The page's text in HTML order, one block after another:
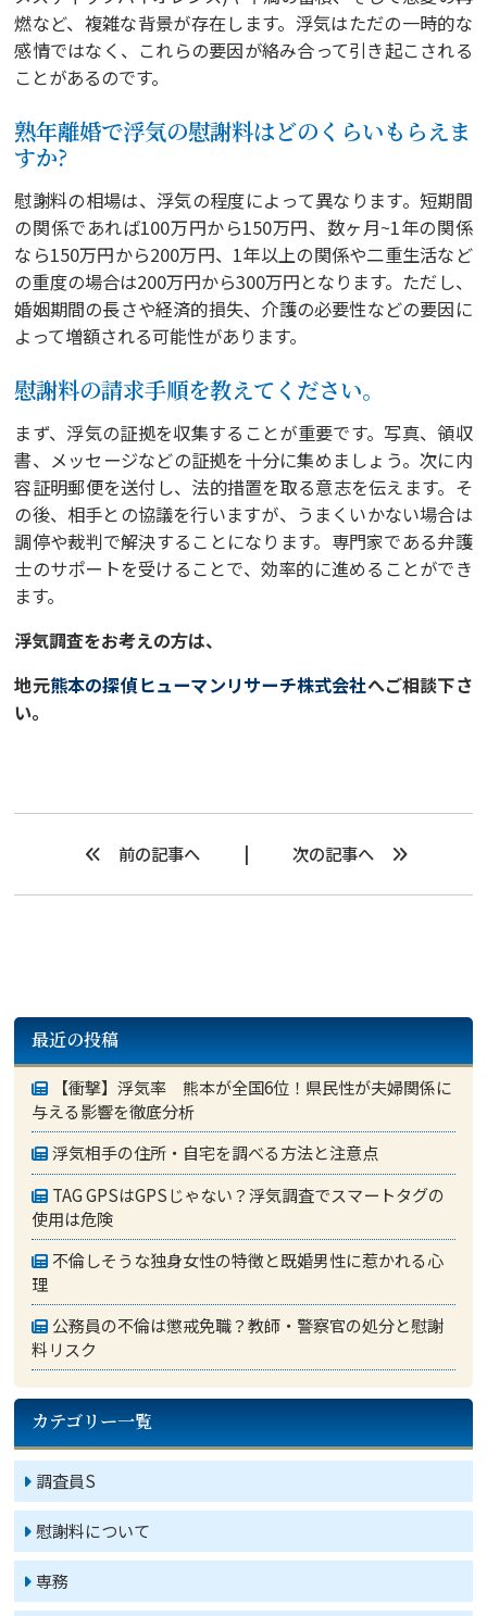
燃など、複雑な背景が存在します。浮気はただの一時的な
感情ではなく、これらの要因が絡み合って引き起こされる
ことがあるのです。
熟年離婚で浮気の慰謝料はどのくらいもらえま
すか?
慰謝料の相場は、浮気の程度によって異なります。短期間
の関係であれば100万円から150万円、数ヶ月~1年の関係
なら150万円から200万円、1年以上の関係や二重生活など
の重度の場合は200万円から300万円となります。ただし、
婚姻期間の長さや経済的損失、介護の必要性などの要因に
よって増額される可能性があります。
慰謝料の請求手順を教えてください。
まず、浮気の証拠を収集することが重要です。写真、領収
書、メッセージなどの証拠を十分に集めましょう。次に内
容証明郵便を送付し、法的措置を取る意志を伝えます。そ
の後、相手との協議を行いますが、うまくいかない場合は
調停や裁判で解決することになります。専門家である弁護
士のサポートを受けることで、効率的に進めることができ
ます。
浮気調査をお考えの方は、
地元熊本の探偵ヒューマンリサーチ株式会社へご相談下さ
い。
前の記事へ 次の記事へ
最近の投稿
【衝撃】浮気率 熊本が全国6位！県民性が夫婦関係に
与える影響を徹底分析
浮気相手の住所・自宅を調べる方法と注意点
TAG GPSはGPSじゃない？浮気調査でスマートタグの
使用は危険
不倫しそうな独身女性の特徴と既婚男性に惹かれる心
理
公務員の不倫は懲戒免職？教師・警察官の処分と慰謝
料リスク
カテゴリー一覧
調査員S
慰謝料について
専務